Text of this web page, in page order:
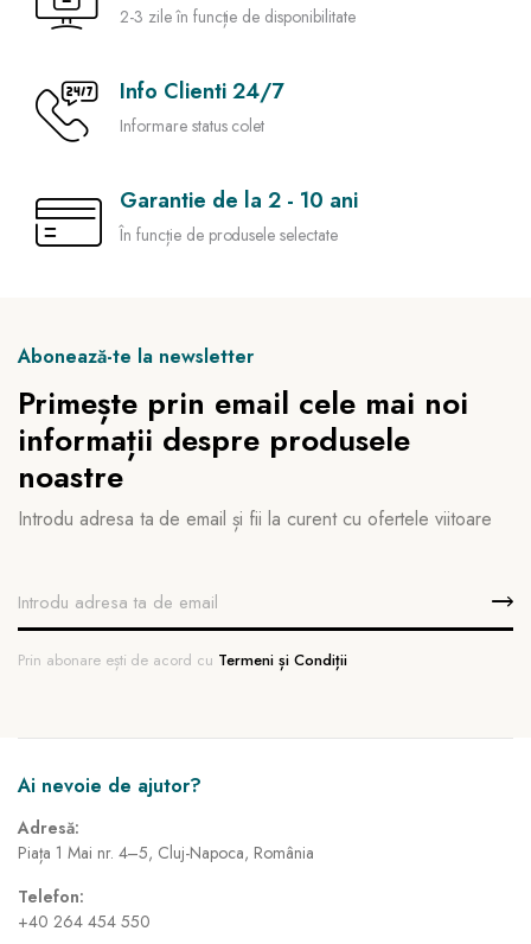
2-3 zile în funcție de disponibilitate
Info Clienti 24/7
Informare status colet
Garantie de la 2 - 10 ani
În funcție de produsele selectate
Abonează-te la newsletter
Primește prin email cele mai noi
informații despre produsele
noastre
Introdu adresa ta de email și fii la curent cu ofertele viitoare
Prin abonare ești de acord cu Termeni și Condiții
Ai nevoie de ajutor?
Adresă:
Piața 1 Mai nr. 4–5, Cluj-Napoca, România
Telefon:
+40 264 454 550